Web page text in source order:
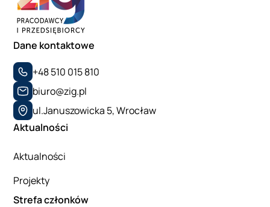
Dane kontaktowe
+48 510 015 810
biuro@zig.pl
ul.Januszowicka 5, Wrocław
Aktualności
Aktualności
Projekty
Strefa członków